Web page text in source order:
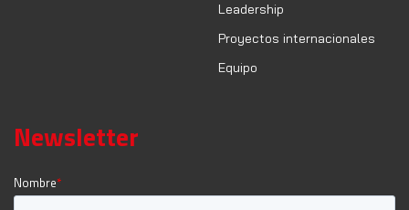
Leadership
Proyectos internacionales
Equipo